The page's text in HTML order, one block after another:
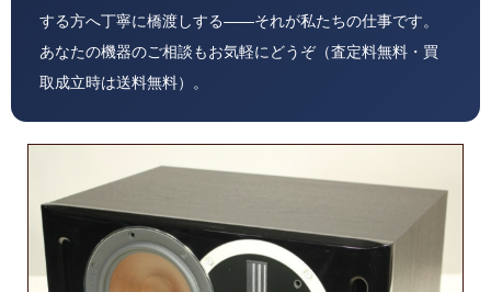
する方へ丁寧に橋渡しする——それが私たちの仕事です。
あなたの機器のご相談もお気軽にどうぞ（査定料無料・買
取成立時は送料無料）。